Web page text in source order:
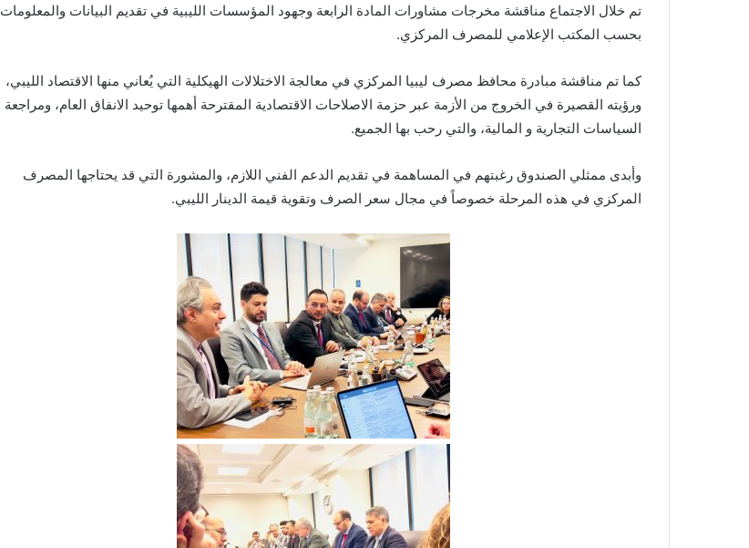
تم خلال الاجتماع مناقشة مخرجات مشاورات المادة الرابعة وجهود المؤسسات الليبية في تقديم البيانات والمعلومات
بحسب المكتب الإعلامي للمصرف المركزي.
كما تم مناقشة مبادرة محافظ مصرف ليبيا المركزي في معالجة الاختلالات الهيكلية التي يُعاني منها الاقتصاد الليبي،
ورؤيته القصيرة في الخروج من الأزمة عبر حزمة الاصلاحات الاقتصادية المقترحة أهمها توحيد الانفاق العام، ومراجعة
السياسات التجارية و المالية، والتي رحب بها الجميع.
وأبدى ممثلي الصندوق رغبتهم في المساهمة في تقديم الدعم الفني اللازم، والمشورة التي قد يحتاجها المصرف
المركزي في هذه المرحلة خصوصاً في مجال سعر الصرف وتقوية قيمة الدينار الليبي.